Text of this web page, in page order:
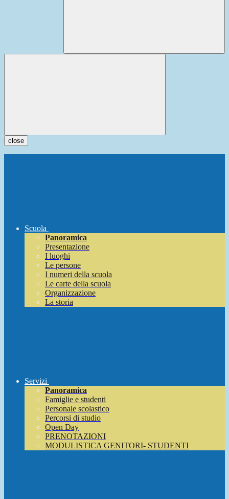
close
Scuola
Panoramica
Presentazione
I luoghi
Le persone
I numeri della scuola
Le carte della scuola
Organizzazione
La storia
Servizi
Panoramica
Famiglie e studenti
Personale scolastico
Percorsi di studio
Open Day
PRENOTAZIONI
MODULISTICA GENITORI- STUDENTI